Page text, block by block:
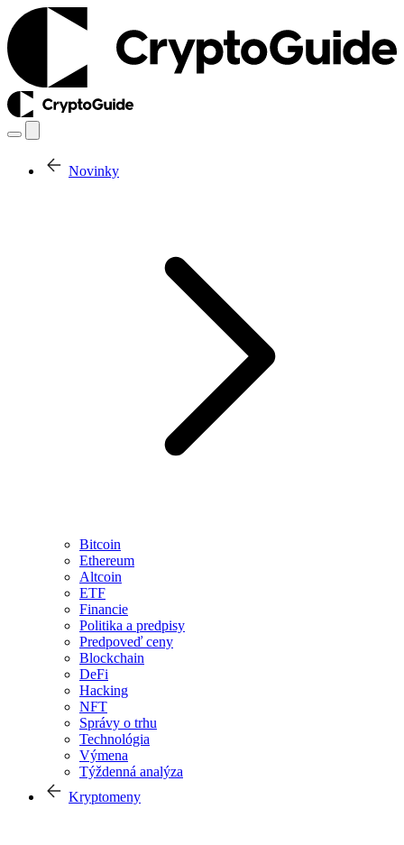
Novinky
Bitcoin
Ethereum
Altcoin
ETF
Financie
Politika a predpisy
Predpoveď ceny
Blockchain
DeFi
Hacking
NFT
Správy o trhu
Technológia
Výmena
Týždenná analýza
Kryptomeny